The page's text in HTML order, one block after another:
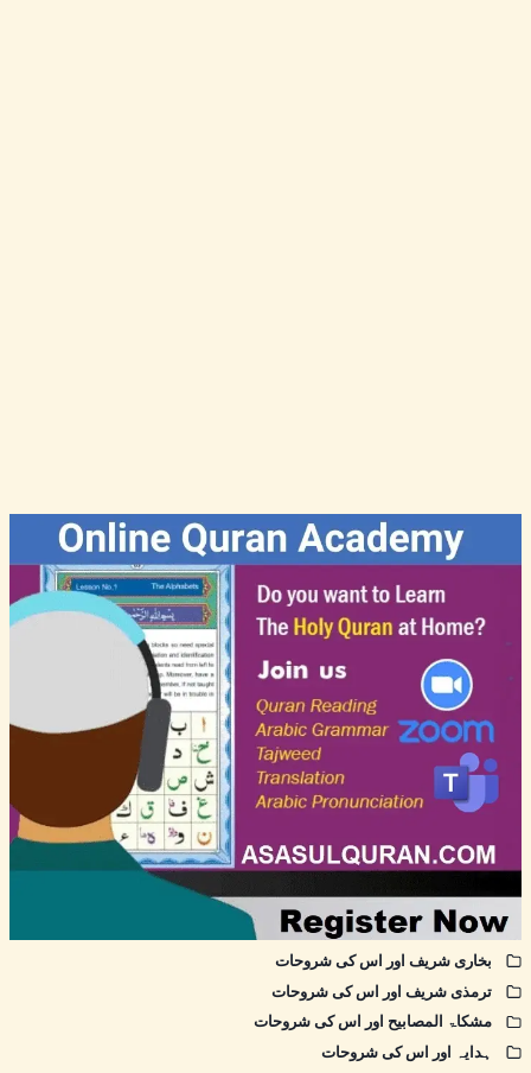
بخاری شریف اور اس کی شروحات
ترمذی شریف اور اس کی شروحات
مشکاۃ المصابیح اور اس کی شروحات
ہدایہ اور اس کی شروحات